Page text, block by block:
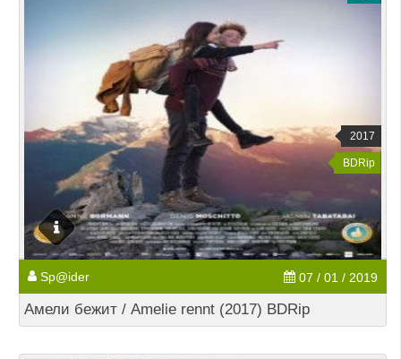
2017
BDRip
Sp@ider 07 / 01 / 2019
Амели бежит / Amelie rennt (2017) BDRip